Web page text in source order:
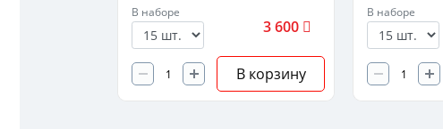
В наборе
3 600
В корзину
В наборе